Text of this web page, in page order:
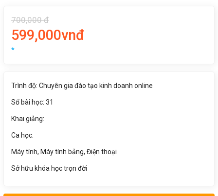
700,000 đ
599,000vnđ
*
Trình độ: Chuyên gia đào tạo kinh doanh online
Số bài học: 31
Khai giảng:
Ca học:
Máy tính, Máy tính bảng, Điện thoại
Sở hữu khóa học trọn đời